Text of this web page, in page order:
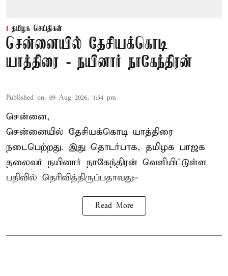
தமிழக செய்திகள்
சென்னையில் தேசியக்கொடி
யாத்திரை - நயினார் நாகேந்திரன்
Published on: 09 Aug 2026, 1:54 pm
சென்னை,
சென்னையில் தேசியக்கொடி யாத்திரை
நடைபெற்றது. இது தொடர்பாக, தமிழக பாஜக
தலைவர் நயினார் நாகேந்திரன் வெளியிட்டுள்ள
பதிவில் தெரிவித்திருப்பதாவது:-
Read More